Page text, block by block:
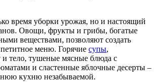
время уборки урожая, но и настоящий
Овощи, фрукты и грибы, богатые
веществами, позволяют создать
меню. Горячие супы,
тело, тушеные мясные блюда с
и сластенные яблочные десерты –
кухню незабываемой.